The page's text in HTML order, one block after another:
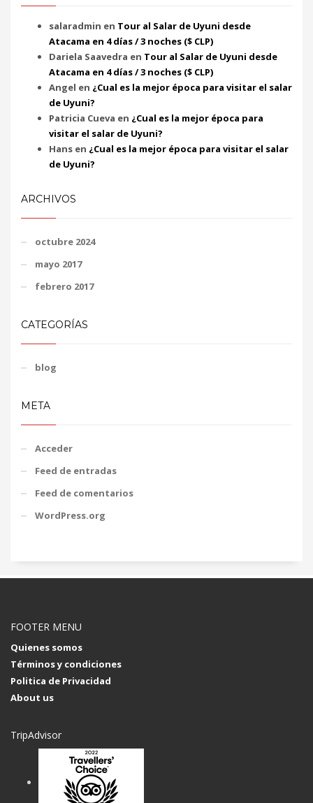
salaradmin en Tour al Salar de Uyuni desde
Atacama en 4 días / 3 noches ($ CLP)
Dariela Saavedra en Tour al Salar de Uyuni desde
Atacama en 4 días / 3 noches ($ CLP)
Angel en ¿Cual es la mejor época para visitar el salar
de Uyuni?
Patricia Cueva en ¿Cual es la mejor época para
visitar el salar de Uyuni?
Hans en ¿Cual es la mejor época para visitar el salar
de Uyuni?
ARCHIVOS
octubre 2024
mayo 2017
febrero 2017
CATEGORÍAS
blog
META
Acceder
Feed de entradas
Feed de comentarios
WordPress.org
FOOTER MENU
Quienes somos
Términos y condiciones
Politica de Privacidad
About us
TripAdvisor